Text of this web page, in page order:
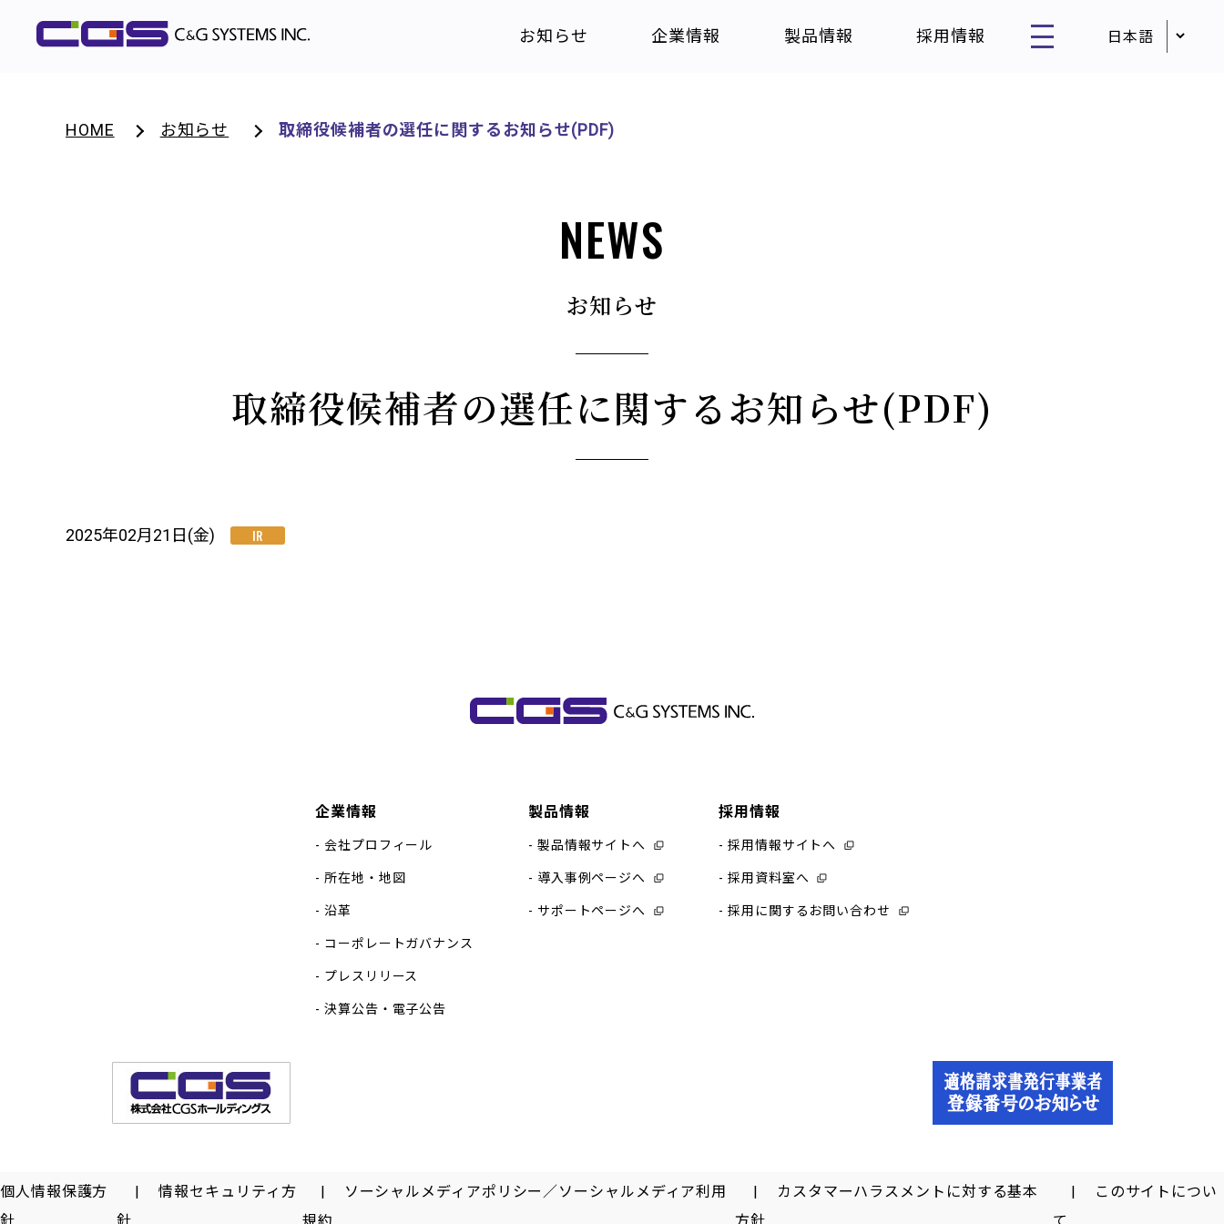
お知らせ 企業情報 製品情報 採用情報
HOME お知らせ 取締役候補者の選任に関するお知らせ(PDF)
NEWS
お知らせ
取締役候補者の選任に関するお知らせ(PDF)
2025年02月21日(金) IR
企業情報
会社プロフィール
所在地・地図
沿革
コーポレートガバナンス
プレスリリース
決算公告・電子公告
製品情報
製品情報サイトへ
導入事例ページへ
サポートページへ
採用情報
採用情報サイトへ
採用資料室へ
採用に関するお問い合わせ
個人情報保護方
情報セキュリティ方
ソーシャルメディアポリシー／ソーシャルメディア利用
カスタマーハラスメントに対する基本
このサイトについ